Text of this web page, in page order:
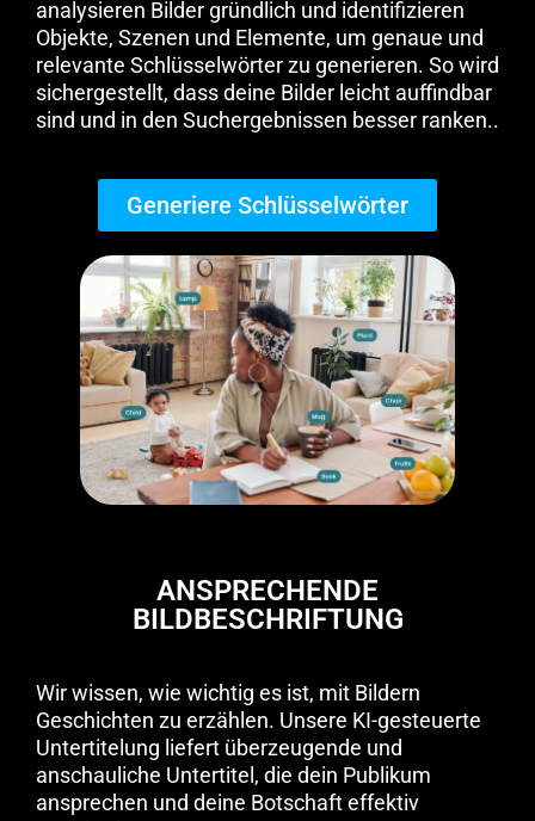
analysieren Bilder gründlich und identifizieren
Objekte, Szenen und Elemente, um genaue und
relevante Schlüsselwörter zu generieren. So wird
sichergestellt, dass deine Bilder leicht auffindbar
sind und in den Suchergebnissen besser ranken..
Generiere Schlüsselwörter
ANSPRECHENDE
BILDBESCHRIFTUNG
Wir wissen, wie wichtig es ist, mit Bildern
Geschichten zu erzählen. Unsere KI-gesteuerte
Untertitelung liefert überzeugende und
anschauliche Untertitel, die dein Publikum
ansprechen und deine Botschaft effektiv